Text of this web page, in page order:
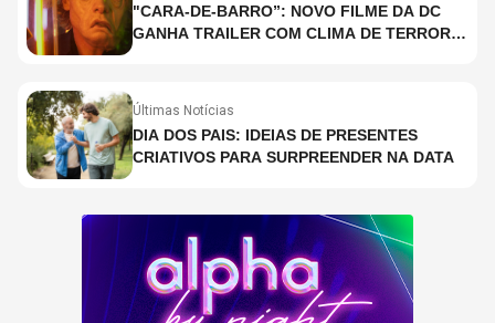
"CARA-DE-BARRO”: NOVO FILME DA DC
GANHA TRAILER COM CLIMA DE TERROR;
Últimas Notícias
DIA DOS PAIS: IDEIAS DE PRESENTES
CRIATIVOS PARA SURPREENDER NA DATA